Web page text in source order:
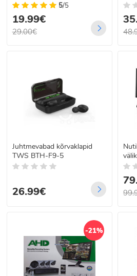
5/5
19.99€
29.00€
Juhtmevabad kõrvaklapid
TWS BTH-F9-5
26.99€
-21%